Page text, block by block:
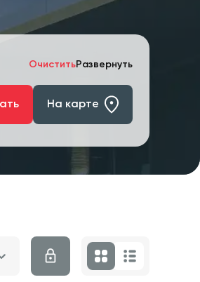
ОчиститьРазвернуть
На карте